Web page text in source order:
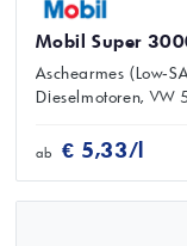
Mobil Super
Aschearmes
Dieselmotoren,
ab € 5,33/l